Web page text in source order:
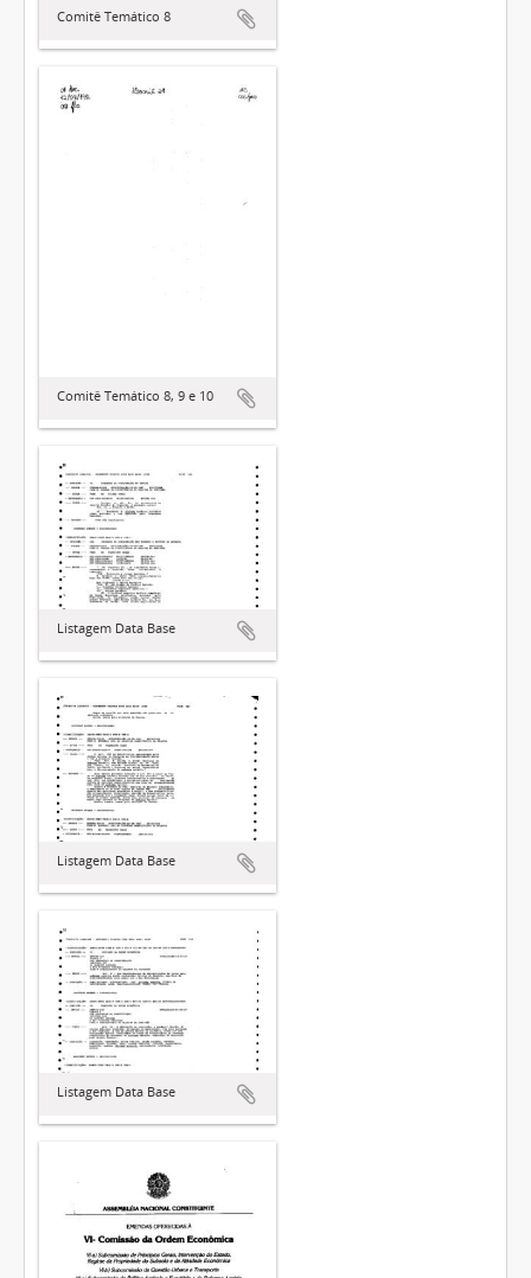
Comitê Temático 8
Comitê Temático 8, 9 e 10
Listagem Data Base
Listagem Data Base
Listagem Data Base